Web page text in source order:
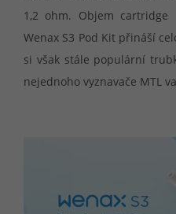
1,2 ohm. Objem cartridge
Wenax S3 Pod Kit přináší
si však stále populární
nejednoho vyznavače MTL